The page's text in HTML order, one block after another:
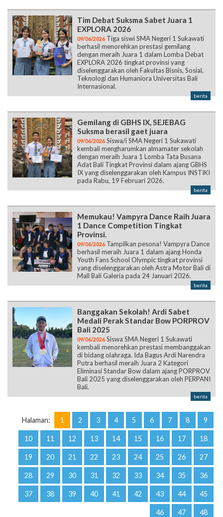
Tim Debat Suksma Sabet Juara 1
EXPLORA 2026
09/06/2026 Tiga siswi SMA Negeri 1 Sukawati
berhasil menorehkan prestasi gemilang
dengan meraih Juara 1 dalam Lomba Debat
EXPLORA 2026 tingkat provinsi yang
diselenggarakan oleh Fakultas Bisnis, Sosial,
Teknologi dan Humaniora Universitas Bali
Internasional.
berita
Gemilang di GBHS IX, SEJEBAG
Suksma berasil gaet juara
09/06/2026 Siswa/i SMA Negeri 1 Sukawati
kembali mengharumkan almamater sekolah
dengan meraih Juara 1 Lomba Tata Busana
Adat Bali Tingkat Provinsi dalam ajang GBHS
IX yang diselenggarakan oleh Kampus INSTIKI
pada Rabu, 19 Februari 2026.
berita
Memukau! Vampyra Dance Raih Juara
1 Dance Competition Tingkat
Provinsi.
09/06/2026 Tampilkan pesona! Vampyra Dance
berhasil meraih Juara 1 dalam ajang Honda
Youth Fans School Olympic tingkat provinsi
yang diselenggarakan oleh Astra Motor Bali di
Mall Bali Galeria pada 24 Januari 2026.
berita
Banggakan Sekolah! Ardi Sabet
Medali Perak Standar Bow PORPROV
Bali 2025
09/06/2026 Siswa SMA Negeri 1 Sukawati
kembali menorehkan prestasi membanggakan
di bidang olahraga. Ida Bagus Ardi Narendra
Putra berhasil meraih Juara 2 Kategori
Eliminasi Standar Bow dalam ajang PORPROV
Bali 2025 yang diselenggarakan oleh PERPANI
Bali.
berita
Halaman: 1 2 3 4 5 6 7 8 9
10 11 12 13 14 15 16 17 18
19 20 21 22 23 24 25 26 27
28 29 30 31 32 33 34 35 36
37 38 39 40 41 42 43 44 45
46 47 48